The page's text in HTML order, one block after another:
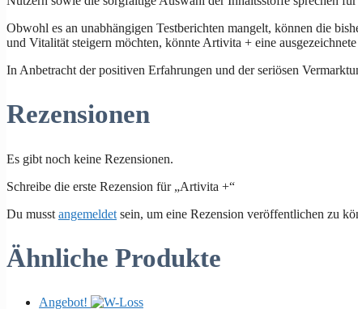
Obwohl es an unabhängigen Testberichten mangelt, können die
und Vitalität steigern möchten, könnte Artivita + eine
In Anbetracht der positiven Erfahrungen und der seriösen
Rezensionen
Es gibt noch keine Rezensionen.
Schreibe die erste Rezension für „Artivita +“
Du musst angemeldet sein, um eine Rezension veröffentlichen zu
Ähnliche Produkte
Angebot!